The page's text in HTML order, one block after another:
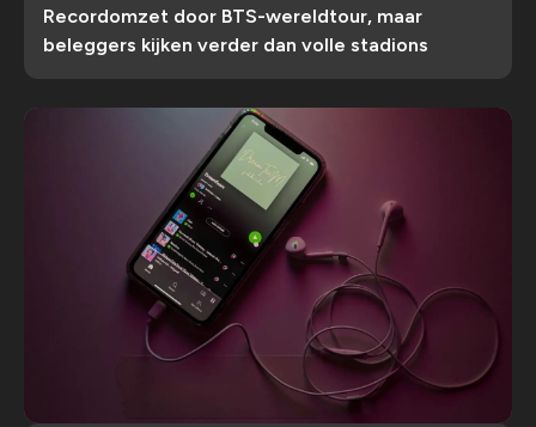
Recordomzet door BTS-wereldtour, maar
beleggers kijken verder dan volle stadions